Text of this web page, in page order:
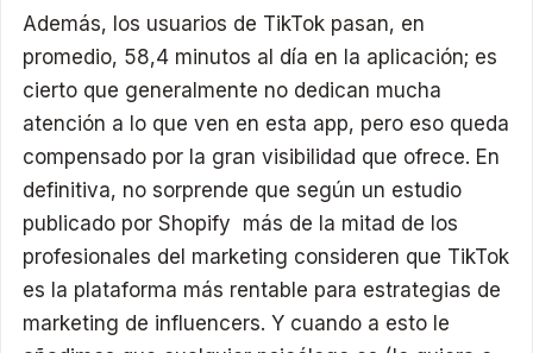
Además, los usuarios de TikTok pasan, en
promedio, 58,4 minutos al día en la aplicación; es
cierto que generalmente no dedican mucha
atención a lo que ven en esta app, pero eso queda
compensado por la gran visibilidad que ofrece. En
definitiva, no sorprende que según un estudio
publicado por Shopify más de la mitad de los
profesionales del marketing consideren que TikTok
es la plataforma más rentable para estrategias de
marketing de influencers. Y cuando a esto le